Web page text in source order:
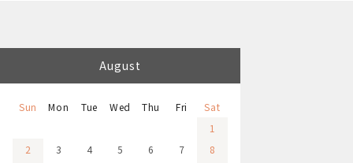
August
Sun Mon Tue Wed Thu Fri
Sat
1
2
3 4 5 6 7
8